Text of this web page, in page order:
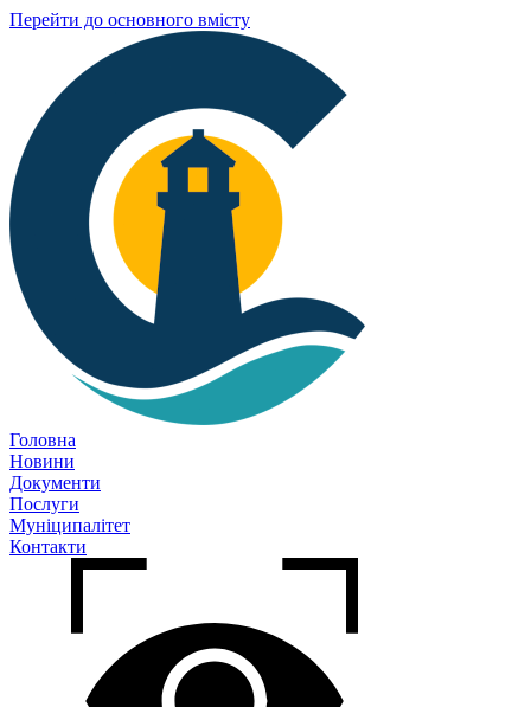
Перейти до основного вмісту
Головна
Новини
Документи
Послуги
Муніципалітет
Контакти